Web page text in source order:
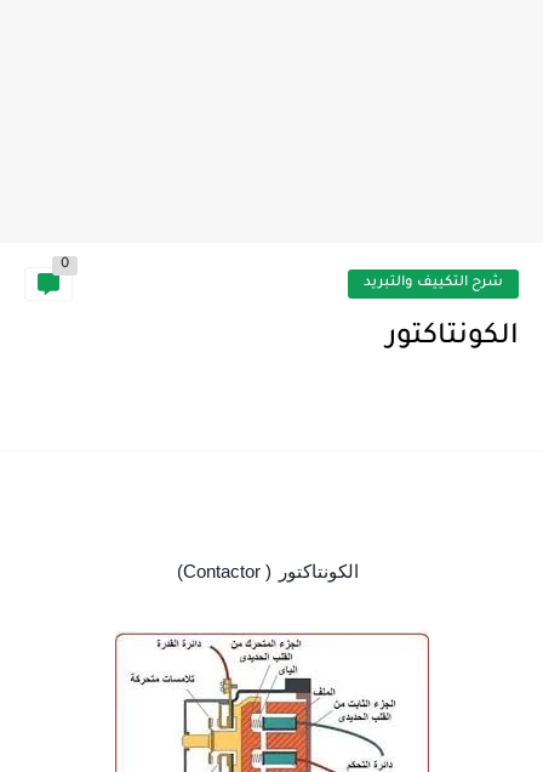
شرح التكييف والتبريد
0
الكونتاكتور
الكونتاكتور ( Contactor)